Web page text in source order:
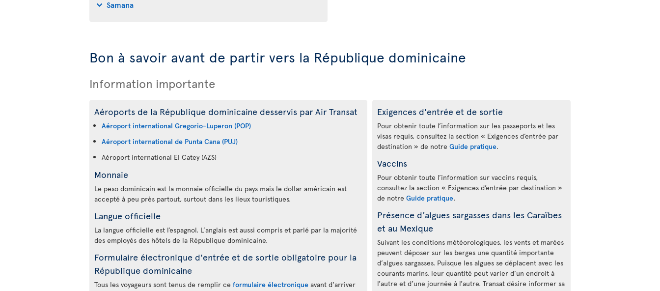
Samana
Bon à savoir avant de partir vers la République dominicaine
Information importante
Aéroports de la République dominicaine desservis par Air Transat
Aéroport international Gregorio-Luperon (POP)
Aéroport international de Punta Cana (PUJ)
Aéroport international El Catey (AZS)
Monnaie
Le peso dominicain est la monnaie officielle du pays mais le dollar américain est
accepté à peu près partout, surtout dans les lieux touristiques.
Langue officielle
La langue officielle est l’espagnol. L’anglais est aussi compris et parlé par la majorité
des employés des hôtels de la République dominicaine.
Formulaire électronique d'entrée et de sortie obligatoire pour la
République dominicaine
Tous les voyageurs sont tenus de remplir ce formulaire électronique avant d'arriver
Exigences d'entrée et de sortie
Pour obtenir toute l’information sur les passeports et les
visas requis, consultez la section « Exigences d’entrée par
destination » de notre Guide pratique.
Vaccins
Pour obtenir toute l’information sur vaccins requis,
consultez la section « Exigences d’entrée par destination »
de notre Guide pratique.
Présence d’algues sargasses dans les Caraïbes
et au Mexique
Suivant les conditions météorologiques, les vents et marées
peuvent déposer sur les berges une quantité importante
d’algues sargasses. Puisque les algues se déplacent avec les
courants marins, leur quantité peut varier d’un endroit à
l’autre et d’une journée à l’autre. Transat désire informer sa